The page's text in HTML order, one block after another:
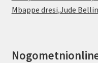
Mbappe dresi,Jude